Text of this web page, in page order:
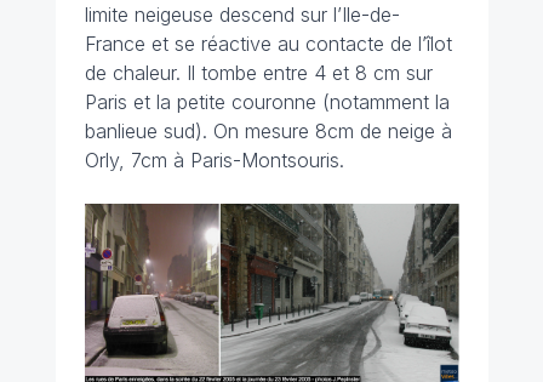
limite neigeuse descend sur l’Ile-de-
France et se réactive au contacte de l’îlot
de chaleur. Il tombe entre 4 et 8 cm sur
Paris et la petite couronne (notamment la
banlieue sud). On mesure 8cm de neige à
Orly, 7cm à Paris-Montsouris.